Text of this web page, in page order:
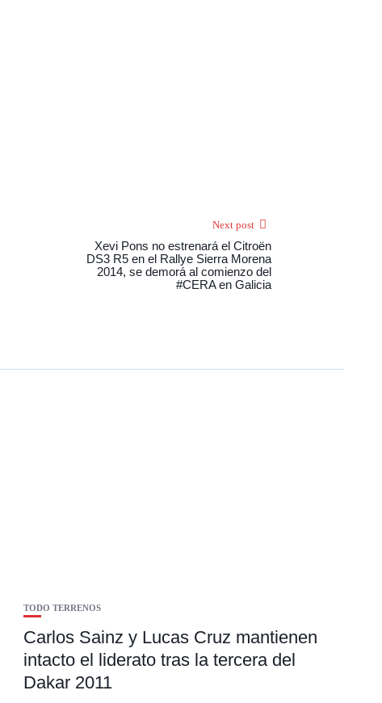
Next post
Xevi Pons no estrenará el Citroën
DS3 R5 en el Rallye Sierra Morena
2014, se demorá al comienzo del
#CERA en Galicia
TODO TERRENOS
Carlos Sainz y Lucas Cruz mantienen
intacto el liderato tras la tercera del
Dakar 2011